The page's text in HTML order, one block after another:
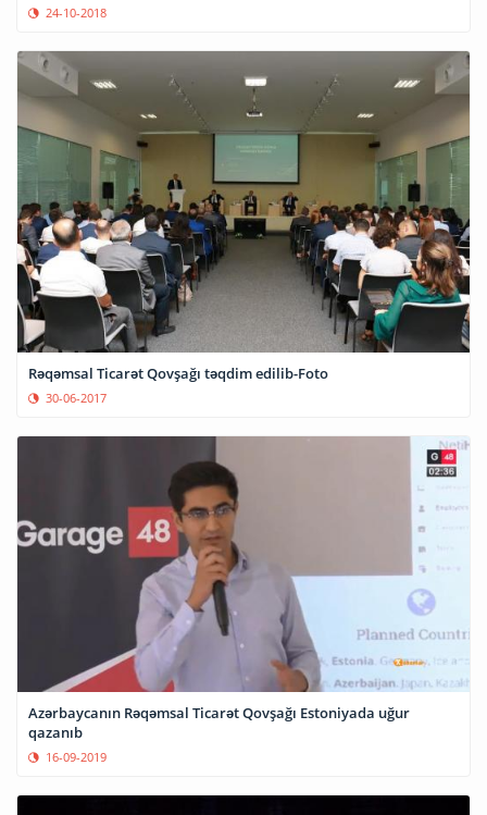
24-10-2018
Rəqəmsal Ticarət Qovşağı təqdim edilib-Foto
30-06-2017
Azərbaycanın Rəqəmsal Ticarət Qovşağı Estoniyada uğur
qazanıb
16-09-2019